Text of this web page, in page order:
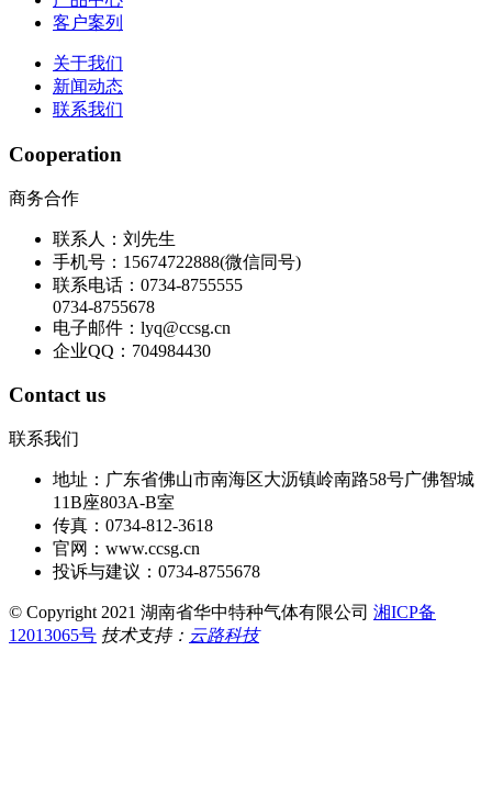
客户案列
关于我们
新闻动态
联系我们
Cooperation
商务合作
联系人：刘先生
手机号：15674722888(微信同号)
联系电话：0734-8755555
0734-8755678
电子邮件：lyq@ccsg.cn
企业QQ：704984430
Contact us
联系我们
地址：广东省佛山市南海区大沥镇岭南路58号广佛智城
11B座803A-B室
传真：0734-812-3618
官网：www.ccsg.cn
投诉与建议：0734-8755678
© Copyright 2021 湖南省华中特种气体有限公司 湘ICP备
12013065号 技术支持： 云路科技